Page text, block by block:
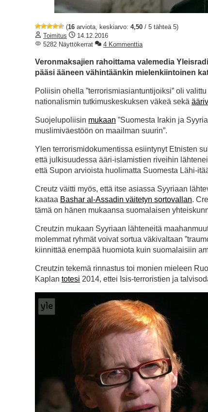
(16 arviota, keskiarvo: 4,50 / 5 tähteä 5)
Toimitus
14.12.2016
5282 Näyttökerrat
4 Kommenttia
Veronmaksajien rahoittama valemedia
pääsi ääneen vähintäänkin mielenkiintoinen
Poliisin ohella ”terrorismiasiantuntijoiksi” oli
nationalismin tutkimuskeskuksen väkeä sekä
Suojelupoliisin mukaan ”Suomesta Irakin ja
muslimiväestöön on maailman suurin”.
Ylen terrorismidokumentissa esiintynyt Etnisten
että julkisuudessa ääri-islamistien riveihin
että Supon arvioista huolimatta Suomesta Lähi-
Creutz väitti myös, että itse asiassa Syyriaan
kaataa Bashar al-Assadin väitetyn sortovallan.
tämä on hänen mukaansa suomalaisen
Creutzin mukaan Syyriaan lähteneitä
molemmat ryhmät voivat sortua väkivaltaan
kiinnittää enempää huomiota kuin suomalaisiin
Creutzin tekemä rinnastus toi monien mieleen
Kaplan totesi 2014, ettei Isis-terroristien ja